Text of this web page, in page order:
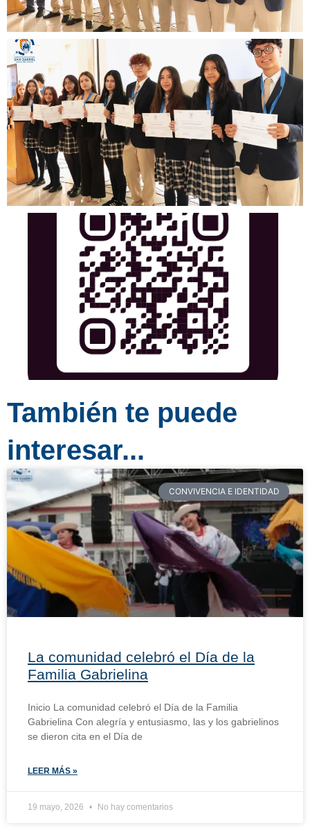
También te puede
interesar...
CONVIVENCIA E IDENTIDAD
La comunidad celebró el Día de la
Familia Gabrielina
Inicio La comunidad celebró el Día de la Familia
Gabrielina Con alegría y entusiasmo, las y los gabrielinos
se dieron cita en el Día de
LEER MÁS »
19 mayo, 2026 No hay comentarios